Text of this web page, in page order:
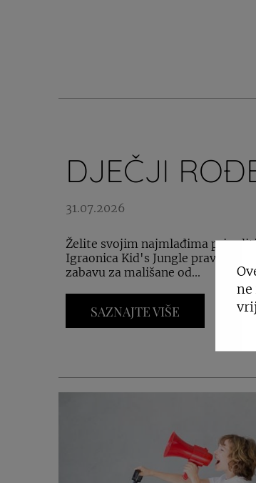
DJEČJI
31.07.2026
Želite svojim najmlađima
Igraonica Kid's Jungle pravo je
zabavu za mališane od...
SAZNAJTE VIŠE
ne